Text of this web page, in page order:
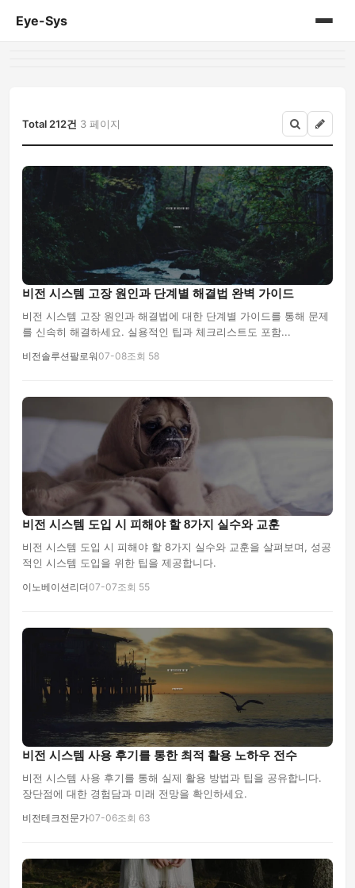
Eye-Sys
Total 212건 3 페이지
비전 시스템 고장 원인과 단계별 해결법 완벽 가이드
비전 시스템 고장 원인과 해결법에 대한 단계별 가이드를 통해 문제
를 신속히 해결하세요. 실용적인 팁과 체크리스트도 포함...
비전솔루션팔로워07-08조회 58
비전 시스템 도입 시 피해야 할 8가지 실수와 교훈
비전 시스템 도입 시 피해야 할 8가지 실수와 교훈을 살펴보며, 성공
적인 시스템 도입을 위한 팁을 제공합니다.
이노베이션리더07-07조회 55
비전 시스템 사용 후기를 통한 최적 활용 노하우 전수
비전 시스템 사용 후기를 통해 실제 활용 방법과 팁을 공유합니다.
장단점에 대한 경험담과 미래 전망을 확인하세요.
비전테크전문가07-06조회 63